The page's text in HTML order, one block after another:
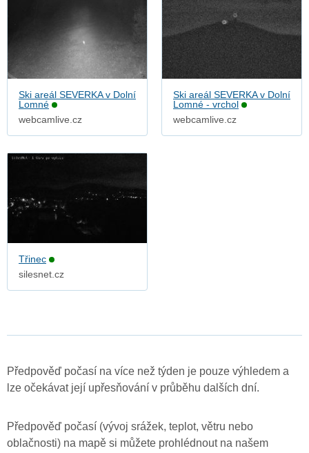
Ski areál SEVERKA v Dolní
Lomné
webcamlive.cz
Ski areál SEVERKA v Dolní
Lomné - vrchol
webcamlive.cz
Třinec
silesnet.cz
Předpověď počasí na více než týden je pouze výhledem a
lze očekávat její upřesňování v průběhu dalších dní.
Předpověď počasí (vývoj srážek, teplot, větru nebo
oblačnosti) na mapě si můžete prohlédnout na našem